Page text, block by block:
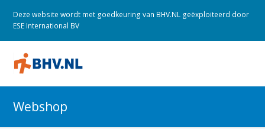
Deze website wordt met goedkeuring van BHV.NL geëxploiteerd door
ESE International BV
Webshop